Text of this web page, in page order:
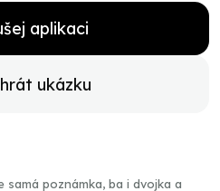
aplikaci
ukázku
samá poznámka, ba i dvojka a